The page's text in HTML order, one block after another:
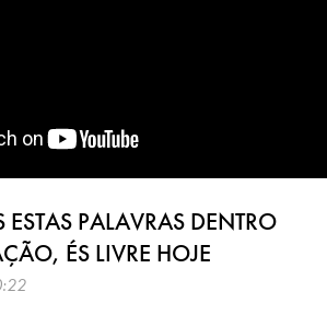
ESTAS PALAVRAS DENTRO
ÉS LIVRE HOJE